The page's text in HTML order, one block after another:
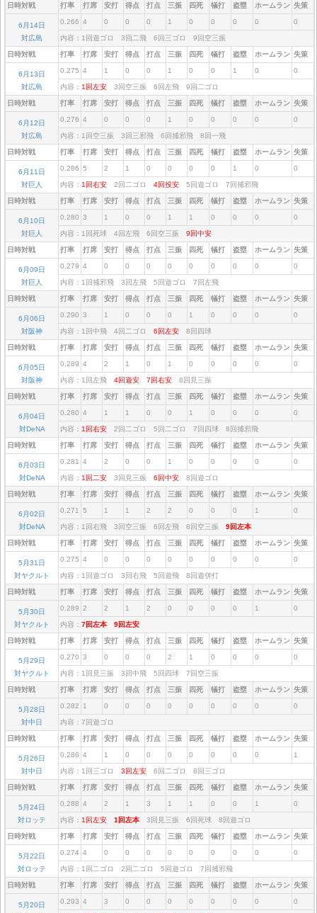
日時対戦 打率 打席 安打 得点 打点 三振 四死 犠打 盗塁 ホームラン 失策
6月14日
対広島
0.266 4 0 0 0 1 0 0 0 0 0
内容：1回遊ゴロ 3回二飛 6回三ゴロ 9回空三振
日時対戦 打率 打席 安打 得点 打点 三振 四死 犠打 盗塁 ホームラン 失策
6月13日
対広島
0.275 4 1 0 0 1 0 0 1 0 0
内容： 1回左安 3回空三振 6回左飛 9回二ゴロ
日時対戦 打率 打席 安打 得点 打点 三振 四死 犠打 盗塁 ホームラン 失策
6月12日
対広島
0.276 4 0 0 0 1 0 0 0 0 0
内容：1回空三振 3回三邪飛 6回捕邪飛 8回一飛
日時対戦 打率 打席 安打 得点 打点 三振 四死 犠打 盗塁 ホームラン 失策
6月11日
対巨人
0.286 5 2 1 0 0 0 0 1 0 0
内容： 1回右安 2回二ゴロ 4回投安 5回遊ゴロ 7回捕邪飛
日時対戦 打率 打席 安打 得点 打点 三振 四死 犠打 盗塁 ホームラン 失策
6月10日
対巨人
0.280 3 1 0 0 1 1 0 0 0 0
内容：1回死球 4回左飛 6回空三振 9回中安
日時対戦 打率 打席 安打 得点 打点 三振 四死 犠打 盗塁 ホームラン 失策
6月09日
対巨人
0.279 4 0 0 0 0 0 0 0 0 0
内容：1回捕邪飛 3回左飛 5回遊ゴロ 7回左飛
日時対戦 打率 打席 安打 得点 打点 三振 四死 犠打 盗塁 ホームラン 失策
6月06日
対阪神
0.290 3 1 0 0 0 1 0 0 0 0
内容：1回中飛 4回二ゴロ 6回左安 8回四球
日時対戦 打率 打席 安打 得点 打点 三振 四死 犠打 盗塁 ホームラン 失策
6月05日
対阪神
0.289 4 2 1 0 1 0 0 0 0 0
内容：1回左飛 4回遊安 7回右安 8回見三振
日時対戦 打率 打席 安打 得点 打点 三振 四死 犠打 盗塁 ホームラン 失策
6月04日
対DeNA
0.280 4 1 1 0 0 1 0 0 0 0
内容： 1回右安 2回二ゴロ 5回二ゴロ 7回四球 8回捕邪飛
日時対戦 打率 打席 安打 得点 打点 三振 四死 犠打 盗塁 ホームラン 失策
6月03日
対DeNA
0.281 4 2 0 0 1 0 0 0 0 0
内容： 1回二安 3回見三振 6回中安 8回遊ゴロ
日時対戦 打率 打席 安打 得点 打点 三振 四死 犠打 盗塁 ホームラン 失策
6月02日
対DeNA
0.271 5 1 1 2 2 0 0 0 1 0
内容：1回右飛 3回空三振 6回左飛 8回空三振 9回左本
日時対戦 打率 打席 安打 得点 打点 三振 四死 犠打 盗塁 ホームラン 失策
5月31日
対ヤクルト
0.275 4 0 0 0 0 0 0 0 0 0
内容：1回遊ゴロ 3回右飛 5回遊飛 8回遊併打
日時対戦 打率 打席 安打 得点 打点 三振 四死 犠打 盗塁 ホームラン 失策
5月30日
対ヤクルト
0.289 2 2 1 2 0 0 0 0 1 0
内容： 7回左本 9回左安
日時対戦 打率 打席 安打 得点 打点 三振 四死 犠打 盗塁 ホームラン 失策
5月29日
対ヤクルト
0.270 3 0 0 0 2 1 0 0 0 0
内容：1回見三振 3回中飛 5回四球 7回空三振
日時対戦 打率 打席 安打 得点 打点 三振 四死 犠打 盗塁 ホームラン 失策
5月28日
対中日
0.282 1 0 0 0 0 0 0 0 0 0
内容：7回遊ゴロ
日時対戦 打率 打席 安打 得点 打点 三振 四死 犠打 盗塁 ホームラン 失策
5月26日
対中日
0.286 4 1 0 0 0 0 0 0 0 1
内容：1回三ゴロ 3回左安 6回二ゴロ 8回三ゴロ
日時対戦 打率 打席 安打 得点 打点 三振 四死 犠打 盗塁 ホームラン 失策
5月24日
対ロッテ
0.288 4 2 1 3 1 1 0 0 1 0
内容： 1回左安 1回左本 3回見三振 6回死球 8回遊ゴロ
日時対戦 打率 打席 安打 得点 打点 三振 四死 犠打 盗塁 ホームラン 失策
5月22日
対ロッテ
0.274 4 0 0 0 0 0 0 0 0 0
内容：1回二ゴロ 2回二ゴロ 5回遊ゴロ 7回捕邪飛
日時対戦 打率 打席 安打 得点 打点 三振 四死 犠打 盗塁 ホームラン 失策
5月20日
0.293 4 3 0 0 0 0 0 0 0 0